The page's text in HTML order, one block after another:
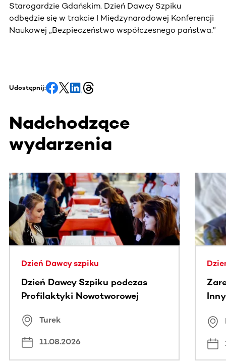
Starogardzie Gdańskim. Dzień Dawcy Szpiku
odbędzie się w trakcie I Międzynarodowej Konferencji
Naukowej „Bezpieczeństwo współczesnego państwa.”
Udostępnij:
Nadchodzące
wydarzenia
Ta sekcja zawiera treści przewijane w poziomie. Użyj
Dzień Dawcy szpiku
Dzień Dawcy Szpiku podczas
Profilaktyki Nowotworowej
Turek
11.08.2026